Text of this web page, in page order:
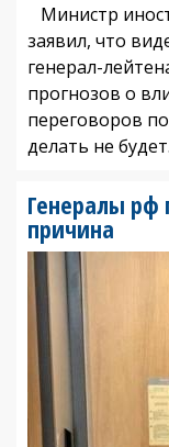
Министр
заявил, что
генерал-
прогнозов о
переговоров
делать не
Генералы рф
причина